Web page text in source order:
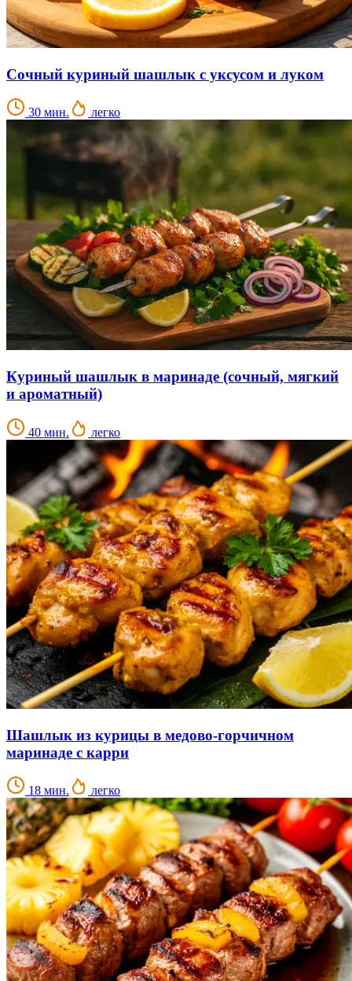
Сочный куриный шашлык с уксусом и луком
30 мин. легко
Куриный шашлык в маринаде (сочный, мягкий
и ароматный)
40 мин. легко
Шашлык из курицы в медово-горчичном
маринаде с карри
18 мин. легко